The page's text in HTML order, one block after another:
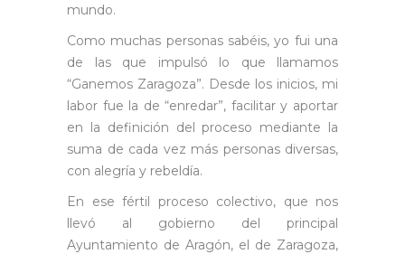
mundo.
Como muchas personas sabéis, yo fui una
de las que impulsó lo que llamamos
“Ganemos Zaragoza”. Desde los inicios, mi
labor fue la de “enredar”, facilitar y aportar
en la definición del proceso mediante la
suma de cada vez más personas diversas,
con alegría y rebeldía.
En ese fértil proceso colectivo, que nos
llevó al gobierno del principal
Ayuntamiento de Aragón, el de Zaragoza,